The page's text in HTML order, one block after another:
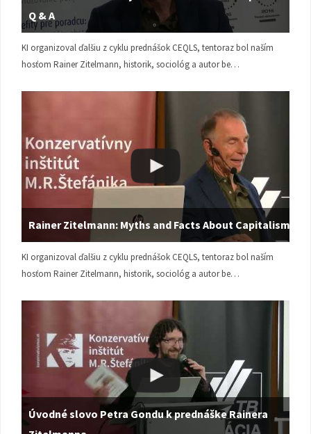
Q & A
KI organizoval ďalšiu z cyklu prednášok CEQLS, tentoraz bol naším
hosťom Rainer Zitelmann, historik, sociológ a autor be…
Rainer Zitelmann: Myths and Facts About Capitalism
KI organizoval ďalšiu z cyklu prednášok CEQLS, tentoraz bol naším
hosťom Rainer Zitelmann, historik, sociológ a autor be…
Úvodné slovo Petra Gondu k prednáške Rainera